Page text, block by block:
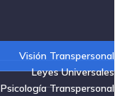
Visión Transpersonal
Leyes Universales
Psicología Transpersonal